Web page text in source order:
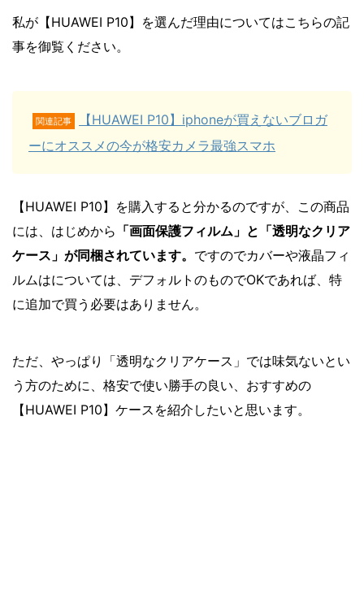
私が【HUAWEI P10】を選んだ理由についてはこちらの記
事を御覧ください。
関連記事
【HUAWEI P10】iphoneが買えないブロガ
ーにオススメの今が格安カメラ最強スマホ
【HUAWEI P10】を購入すると分かるのですが、この商品
には、はじめから 「画面保護フィルム」と「透明なクリア
ケース」が同梱されています。 ですのでカバーや液晶フィ
ルムはについては、デフォルトのものでOKであれば、特
に追加で買う必要はありません。
ただ、やっぱり「透明なクリアケース」では味気ないとい
う方のために、格安で使い勝手の良い、おすすめの
【HUAWEI P10】ケースを紹介したいと思います。